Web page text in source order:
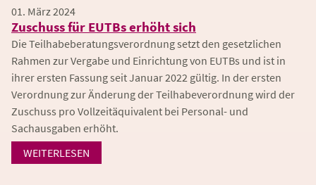
01. März 2024
Zuschuss für EUTBs erhöht sich
Die Teilhabeberatungsverordnung setzt den gesetzlichen
Rahmen zur Vergabe und Einrichtung von EUTBs und ist in
ihrer ersten Fassung seit Januar 2022 gültig. In der ersten
Verordnung zur Änderung der Teilhabeverordnung wird der
Zuschuss pro Vollzeitäquivalent bei Personal- und
Sachausgaben erhöht.
WEITERLESEN